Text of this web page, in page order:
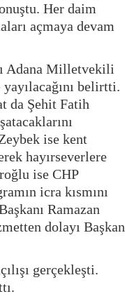
Her daim
açmaya devam
Adana Milletvekili
belirtti.
da Şehit Fatih
ise kent
hayırseverlere
ise CHP
icra kısmını
Ramazan
dolayı Başkan
gerçekleşti.